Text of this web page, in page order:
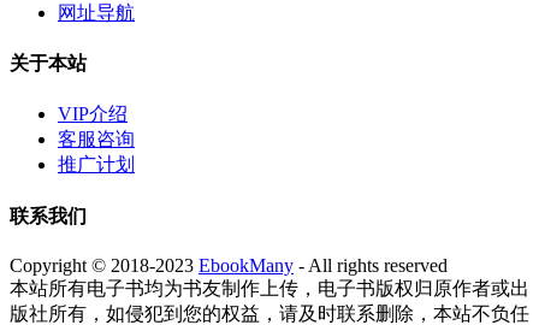
网址导航
关于本站
VIP介绍
客服咨询
推广计划
联系我们
Copyright © 2018-2023 EbookMany - All rights reserved
本站所有电子书均为书友制作上传，电子书版权归原作者或出
版社所有，如侵犯到您的权益，请及时联系删除，本站不负任